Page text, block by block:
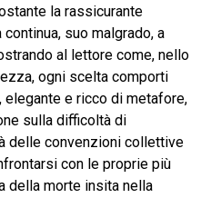
la rassicurante
suo malgrado, a
al lettore come, nello
ogni scelta comporti
elegante e ricco di metafore,
sulla difficoltà di
delle convenzioni collettive
con le proprie più
della morte insita nella